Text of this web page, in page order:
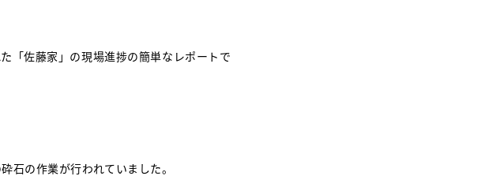
「佐藤家」の現場進捗の簡単なレポートで
石の作業が行われていました。